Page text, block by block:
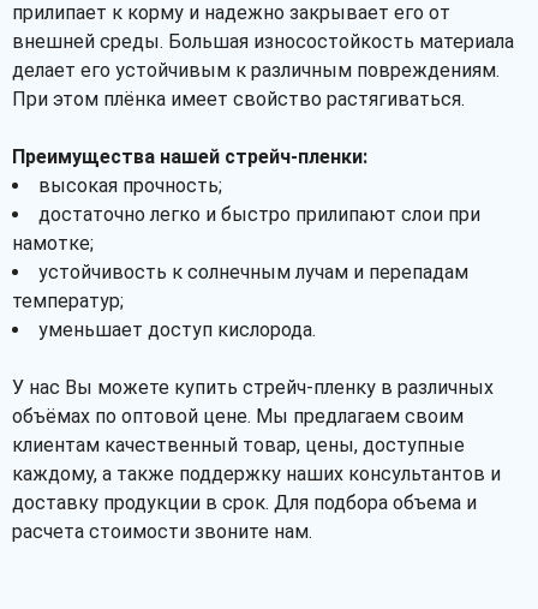
прилипает к корму и надежно закрывает его от
внешней среды. Большая износостойкость материала
делает его устойчивым к различным повреждениям.
При этом плёнка имеет свойство растягиваться.
Преимущества нашей стрейч-пленки:
высокая прочность;
достаточно легко и быстро прилипают слои при
намотке;
устойчивость к солнечным лучам и перепадам
температур;
уменьшает доступ кислорода.
У нас Вы можете купить стрейч-пленку в различных
объёмах по оптовой цене. Мы предлагаем своим
клиентам качественный товар, цены, доступные
каждому, а также поддержку наших консультантов и
доставку продукции в срок. Для подбора объема и
расчета стоимости звоните нам.